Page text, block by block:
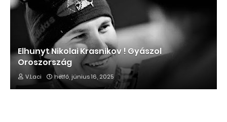
Elhunyt Nikolai Krasnikov ! Gyászol
Oroszország
V.Laci hétfő, június 16, 2025